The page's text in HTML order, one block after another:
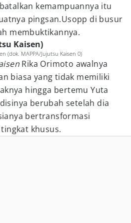
kemampuannya itu
pingsan.Usopp di busur
membuktikannya.
Kaisen)
(dok. MAPPA/Jujutsu Kaisen 0)
Rika Orimoto awalnya
biasa yang tidak memiliki
hingga bertemu Yuta
berubah setelah dia
bertransformasi
khusus.